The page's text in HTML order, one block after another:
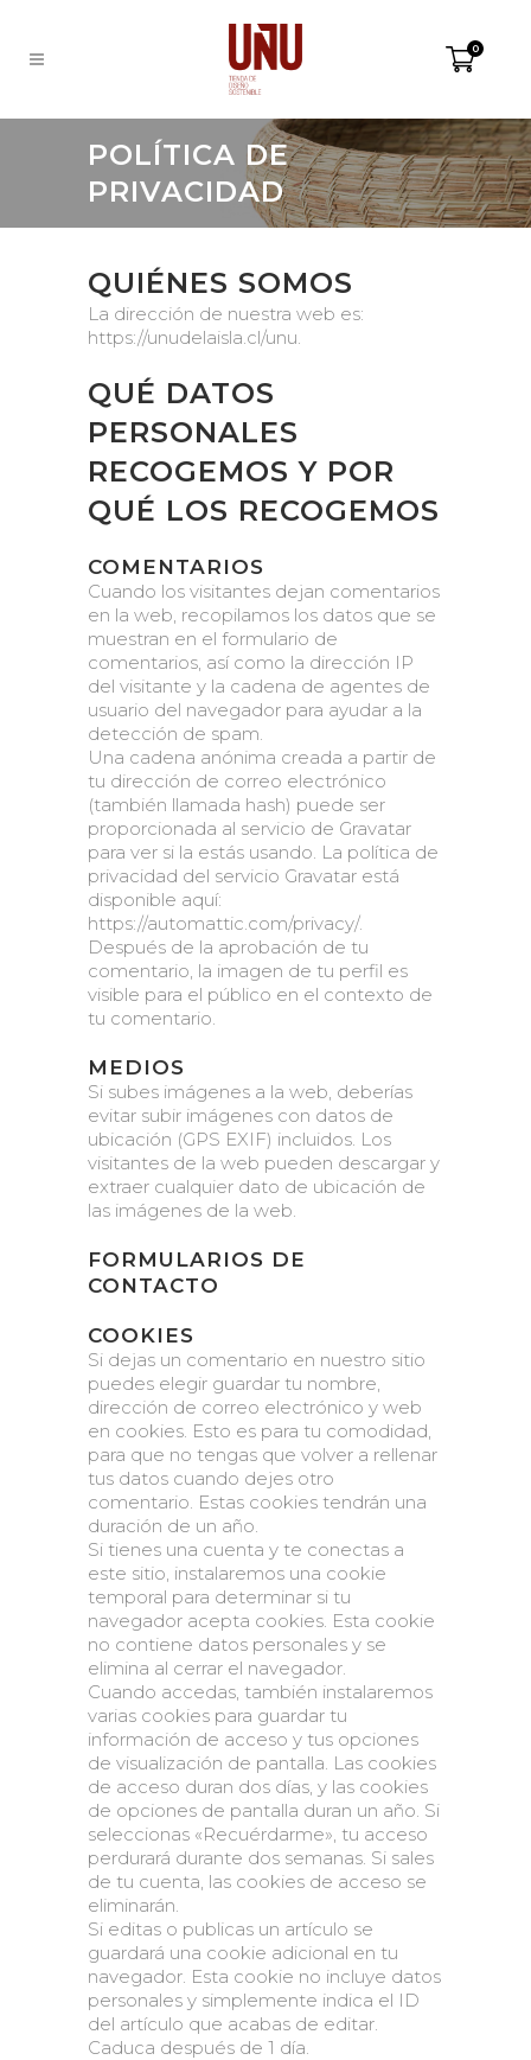
0
POLÍTICA DE
PRIVACIDAD
QUIÉNES SOMOS
La dirección de nuestra web es:
https://unudelaisla.cl/unu.
QUÉ DATOS
PERSONALES
RECOGEMOS Y POR
QUÉ LOS RECOGEMOS
COMENTARIOS
Cuando los visitantes dejan comentarios
en la web, recopilamos los datos que se
muestran en el formulario de
comentarios, así como la dirección IP
del visitante y la cadena de agentes de
usuario del navegador para ayudar a la
detección de spam.
Una cadena anónima creada a partir de
tu dirección de correo electrónico
(también llamada hash) puede ser
proporcionada al servicio de Gravatar
para ver si la estás usando. La política de
privacidad del servicio Gravatar está
disponible aquí:
https://automattic.com/privacy/.
Después de la aprobación de tu
comentario, la imagen de tu perfil es
visible para el público en el contexto de
tu comentario.
MEDIOS
Si subes imágenes a la web, deberías
evitar subir imágenes con datos de
ubicación (GPS EXIF) incluidos. Los
visitantes de la web pueden descargar y
extraer cualquier dato de ubicación de
las imágenes de la web.
FORMULARIOS DE
CONTACTO
COOKIES
Si dejas un comentario en nuestro sitio
puedes elegir guardar tu nombre,
dirección de correo electrónico y web
en cookies. Esto es para tu comodidad,
para que no tengas que volver a rellenar
tus datos cuando dejes otro
comentario. Estas cookies tendrán una
duración de un año.
Si tienes una cuenta y te conectas a
este sitio, instalaremos una cookie
temporal para determinar si tu
navegador acepta cookies. Esta cookie
no contiene datos personales y se
elimina al cerrar el navegador.
Cuando accedas, también instalaremos
varias cookies para guardar tu
información de acceso y tus opciones
de visualización de pantalla. Las cookies
de acceso duran dos días, y las cookies
de opciones de pantalla duran un año. Si
seleccionas «Recuérdarme», tu acceso
perdurará durante dos semanas. Si sales
de tu cuenta, las cookies de acceso se
eliminarán.
Si editas o publicas un artículo se
guardará una cookie adicional en tu
navegador. Esta cookie no incluye datos
personales y simplemente indica el ID
del artículo que acabas de editar.
Caduca después de 1 día.